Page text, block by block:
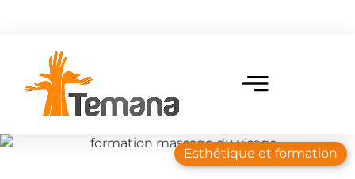
Esthétique et formation